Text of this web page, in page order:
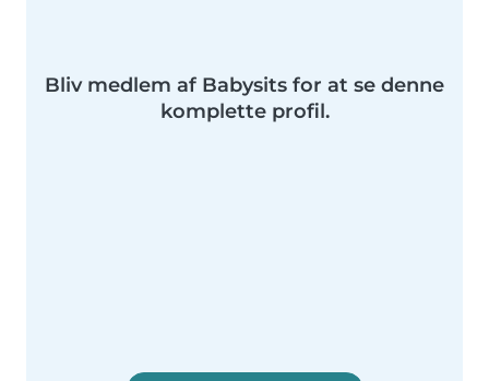
Bliv medlem af Babysits for at se denne
komplette profil.